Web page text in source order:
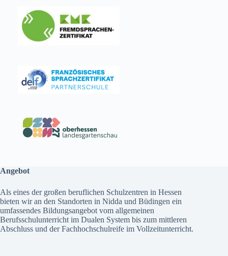
Angebot
Als eines der großen beruflichen Schulzentren in Hessen
bieten wir an den Standorten in Nidda und Büdingen ein
umfassendes Bildungsangebot vom allgemeinen
Berufsschulunterricht im Dualen System bis zum mittleren
Abschluss und der Fachhochschulreife im Vollzeitunterricht.